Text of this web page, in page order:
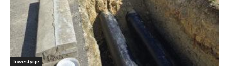
Inwestycje